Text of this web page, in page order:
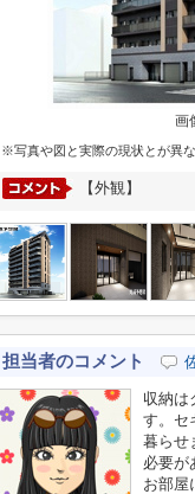
画
※写真や図と実際の現状とが異
【外観】
担当者のコメント
収納は
す。セ
暮らせ
必要が
お部